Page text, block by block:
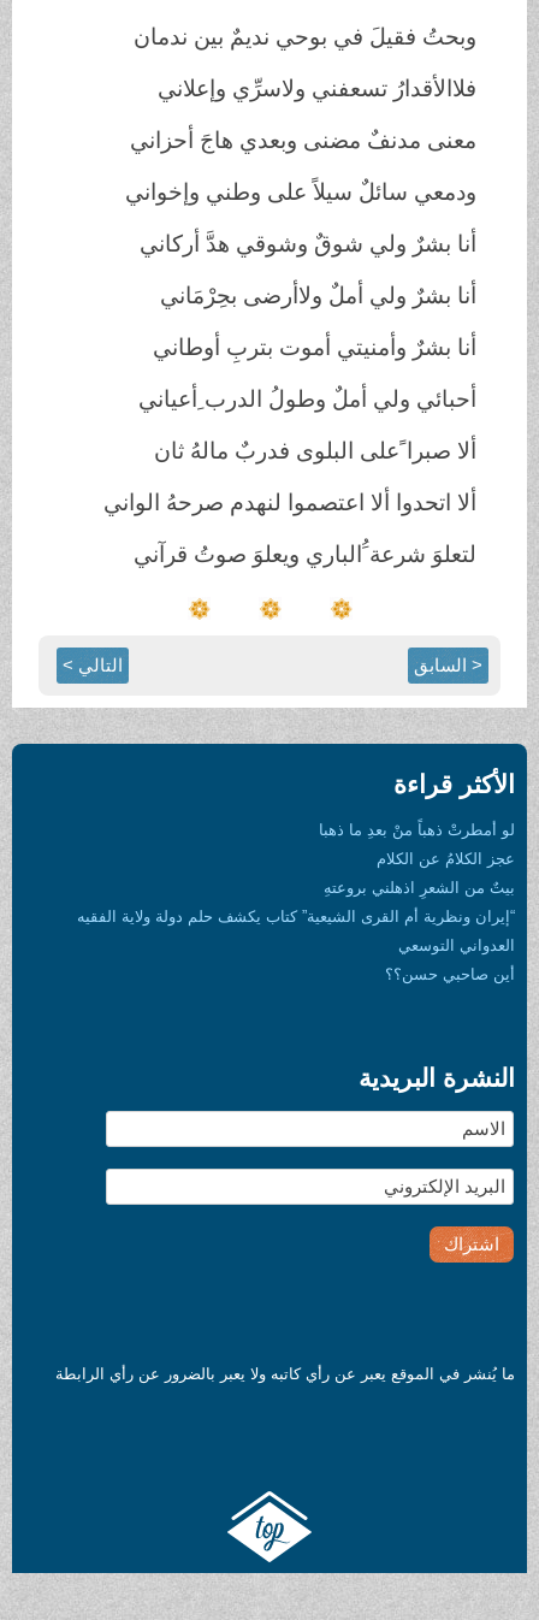
وبحتُ فقيلَ في بوحي نديمٌ بين ندمان
فلاالأقدارُ تسعفني ولاسرِّي وإعلاني
معنى مدنفٌ مضنى وبعدي هاجَ أحزاني
ودمعي سائلٌ سيلاً على وطني وإخواني
أنا بشرٌ ولي شوقٌ وشوقي هدَّ أركاني
أنا بشرٌ ولي أملٌ ولاأرضى بحِرْمَاني
أنا بشرٌ وأمنيتي أموت بتربِ أوطاني
أحبائي ولي أملٌ وطولُ الدرب ِأعياني
ألا صبرا ًعلى البلوى فدربٌ مالهُ ثان
ألا اتحدوا ألا اعتصموا لنهدم صرحهُ الواني
لتعلوَ شرعة َُالباري ويعلوَ صوتُ قرآني
< السابق التالي >
الأكثر قراءة
لو أمطرتْ ذهباً منْ بعدِ ما ذهبا
عجز الكلامُ عن الكلام
بيتٌ من الشعرِ اذهلني بروعتهِ
“إيران ونظرية أم القرى الشيعية” كتاب يكشف حلم دولة ولاية الفقيه
العدواني التوسعي
أين صاحبي حسن؟؟
النشرة البريدية
ما يُنشر في الموقع يعبر عن رأي كاتبه ولا يعبر بالضرور عن رأي الرابطة